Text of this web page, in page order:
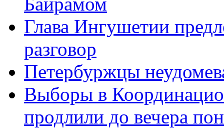
Глава Ингушетии
разговор
Петербуржцы
Выборы в
продлили до вечера